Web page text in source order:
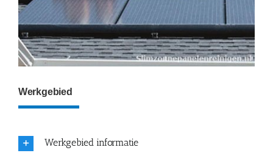
Werkgebied
Werkgebied informatie